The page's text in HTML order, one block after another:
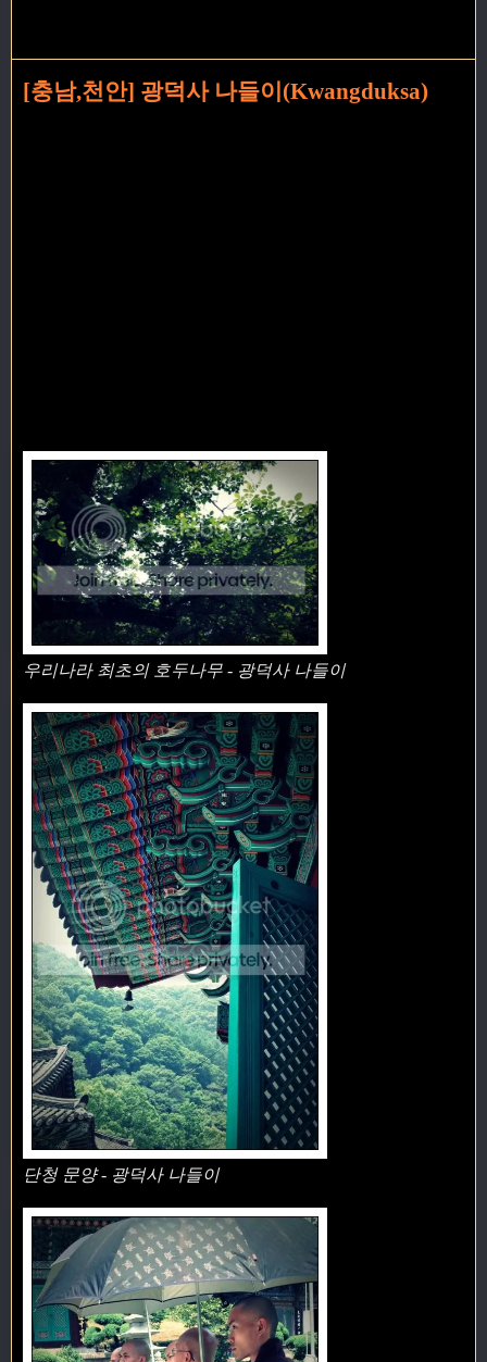
[충남,천안] 광덕사 나들이(Kwangduksa)
우리나라 최초의 호두나무 - 광덕사 나들이
단청 문양 - 광덕사 나들이